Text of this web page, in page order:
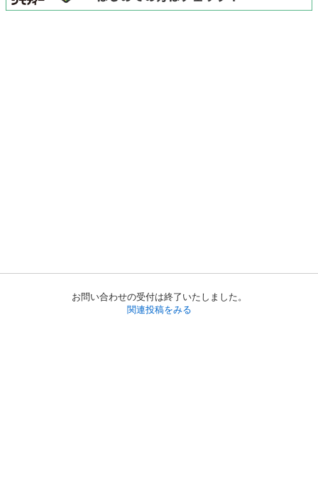
お問い合わせの受付は終了いたしました。
関連投稿をみる